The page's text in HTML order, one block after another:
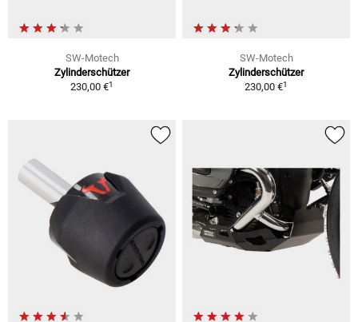
SW-Motech
Zylinderschützer
230,00 €1
SW-Motech
Zylinderschützer
230,00 €1